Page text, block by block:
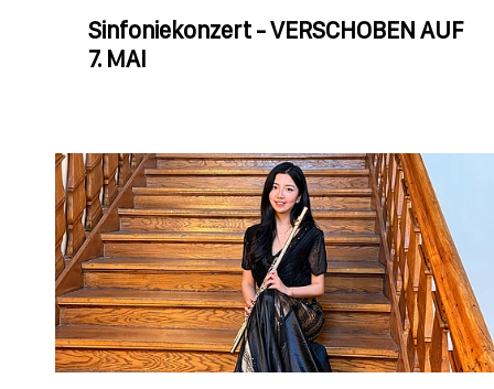
Sinfoniekonzert - VERSCHOBEN AUF
7. MAI